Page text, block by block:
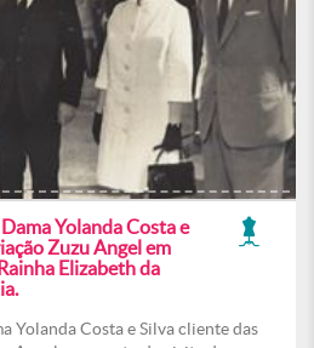
Yolanda Costa e
Zuzu Angel em
Elizabeth da
Yolanda Costa e Silva cliente das